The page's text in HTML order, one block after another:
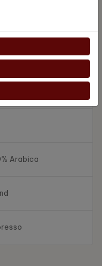
Voll, Frisch
Süßigkeiten,
Arabica